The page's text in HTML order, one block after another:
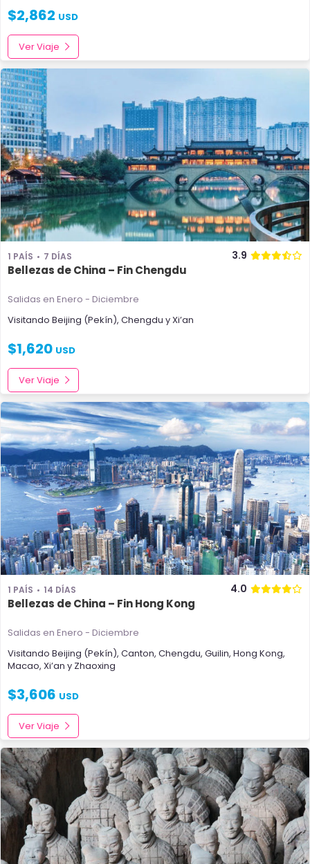
$2,862 USD
Ver Viaje
1 PAÍS 7 DÍAS 3.9
Bellezas de China – Fin Chengdu
Salidas en Enero - Diciembre
Visitando Beijing (Pekín), Chengdu yXi’an
$1,620 USD
Ver Viaje
1 PAÍS 14 DÍAS 4.0
Bellezas de China – Fin Hong Kong
Salidas en Enero - Diciembre
Visitando Beijing (Pekín), Canton, Chengdu, Guilin, Hong Kong,
Macao, Xi’an y Zhaoxing
$3,606 USD
Ver Viaje